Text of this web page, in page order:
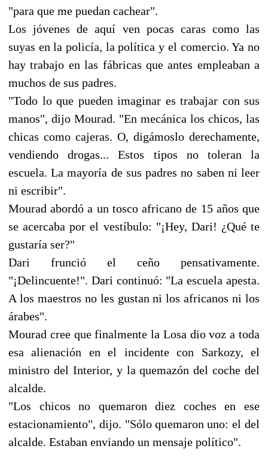
"para que me puedan cachear".
Los jóvenes de aquí ven pocas caras como las
suyas en la policía, la política y el comercio. Ya no
hay trabajo en las fábricas que antes empleaban a
muchos de sus padres.
"Todo lo que pueden imaginar es trabajar con sus
manos", dijo Mourad. "En mecánica los chicos, las
chicas como cajeras. O, digámoslo derechamente,
vendiendo drogas... Estos tipos no toleran la
escuela. La mayoría de sus padres no saben ni leer
ni escribir".
Mourad abordó a un tosco africano de 15 años que
se acercaba por el vestíbulo: "¡Hey, Dari! ¿Qué te
gustaría ser?"
Dari frunció el ceño pensativamente.
"¡Delincuente!". Dari continuó: "La escuela apesta.
A los maestros no les gustan ni los africanos ni los
árabes".
Mourad cree que finalmente la Losa dio voz a toda
esa alienación en el incidente con Sarkozy, el
ministro del Interior, y la quemazón del coche del
alcalde.
"Los chicos no quemaron diez coches en ese
estacionamiento", dijo. "Sólo quemaron uno: el del
alcalde. Estaban enviando un mensaje político".